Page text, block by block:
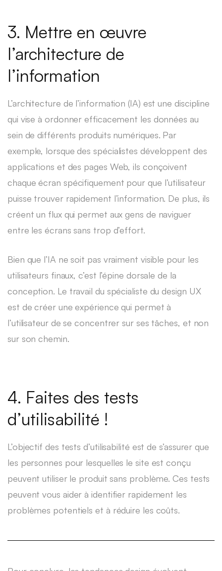
3. Mettre en œuvre
l’architecture de
l’information
L’architecture de l’information (IA) est une discipline
qui vise à ordonner efficacement les données au
sein de différents produits numériques. Par
exemple, lorsque des spécialistes développent des
applications et des pages Web, ils conçoivent
chaque écran spécifiquement pour que l’utilisateur
puisse trouver rapidement l’information. De plus, ils
créent un flux qui permet aux gens de naviguer
entre les écrans sans trop d’effort.
Bien que l’IA ne soit pas vraiment visible pour les
utilisateurs finaux, c’est l’épine dorsale de la
conception. Le travail du spécialiste du design UX
est de créer une expérience qui permet à
l’utilisateur de se concentrer sur ses tâches, et non
sur son chemin.
4. Faites des tests
d’utilisabilité !
L’objectif des tests d’utilisabilité est de s’assurer que
les personnes pour lesquelles le site est conçu
peuvent utiliser le produit sans problème. Ces tests
peuvent vous aider à identifier rapidement les
problèmes potentiels et à réduire les coûts.